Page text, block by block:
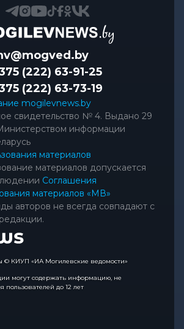
(222) 63-91-25
(222) 63-73-19
mogilevnews.by
свидетельство № 4. Выдано 29
информации
материалов
материалов допускается
Соглашения
материалов «МВ»
авторов не всегда совпадают с
© КИУП «ИА Могилевские ведомости»
могут содержать информацию, не
пользователей до 12 лет